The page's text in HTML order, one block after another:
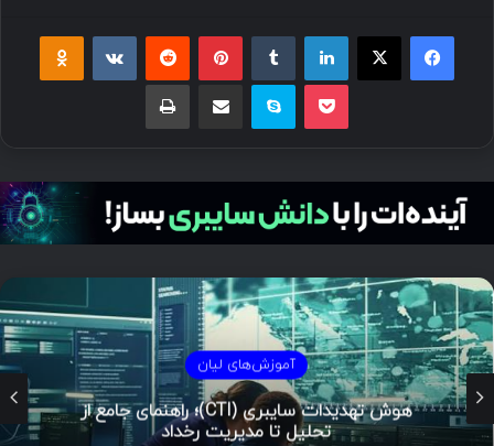
فیسبوک ایکس لینکداین پینتریست
پاکت اسکایپ چاپ
آموزش‌های لیان
هوش تهدیدات سایبری (CTI)؛ راهنمای جامع از
تحلیل تا مدیریت رخداد